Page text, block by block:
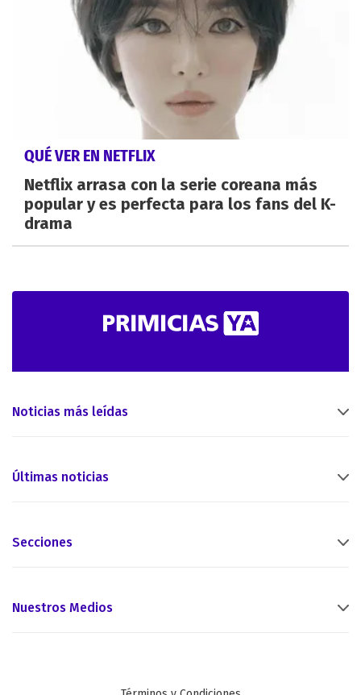
QUÉ VER EN NETFLIX
Netflix arrasa con la serie coreana más
popular y es perfecta para los fans del K-
drama
Noticias más leídas
Últimas noticias
Secciones
Nuestros Medios